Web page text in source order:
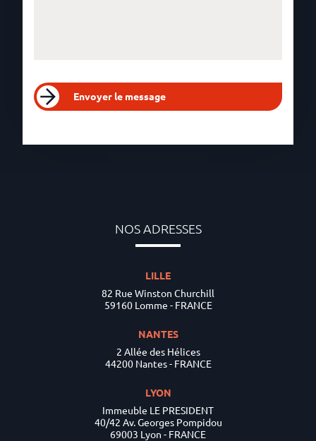
Envoyer le message
NOS ADRESSES
LILLE
82 Rue Winston Churchill
59160 Lomme - FRANCE
NANTES
2 Allée des Hélices
44200 Nantes - FRANCE
LYON
Immeuble LE PRESIDENT
40/42 Av. Georges Pompidou
69003 Lyon - FRANCE